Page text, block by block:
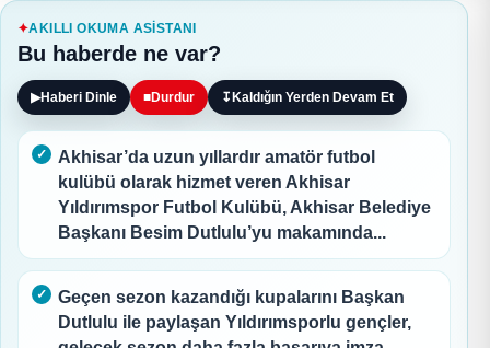
AKILLI OKUMA ASISTANI
Bu haberde ne var?
▶Haberi Dinle ■Durdur ↧ Kaldığın Yerden Devam Et
Akhisar’da uzun yıllardır amatör futbol
kulübü olarak hizmet veren Akhisar
Yıldırımspor Futbol Kulübü, Akhisar Belediye
Başkanı Besim Dutlulu’yu makamında...
Geçen sezon kazandığı kupalarını Başkan
Dutlulu ile paylaşan Yıldırımsporlu gençler,